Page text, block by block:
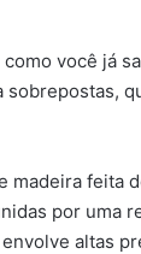
você já
sobrepostas,
madeira feita
por uma
altas